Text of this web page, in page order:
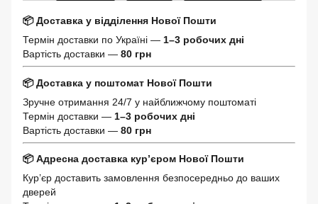
📦 Доставка у відділення Нової Пошти
Термін доставки по Україні — 1–3 робочих дні
Вартість доставки — 80 грн
📦 Доставка у поштомат Нової Пошти
Зручне отримання 24/7 у найближчому поштоматі
Термін доставки — 1–3 робочих дні
Вартість доставки — 80 грн
📦 Адресна доставка кур’єром Нової Пошти
Кур’єр доставить замовлення безпосередньо до ваших
дверей